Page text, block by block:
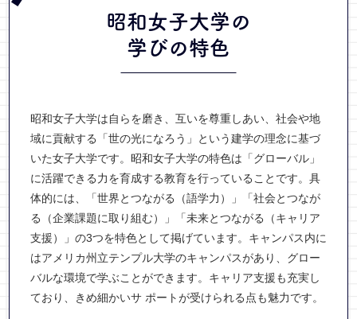
昭和女子大学の
学びの特色
昭和女子大学は自らを磨き、互いを尊重しあい、社会や地
域に貢献する「世の光になろう」という建学の理念に基づ
いた女子大学です。昭和女子大学の特色は「グローバル」
に活躍できる力を育成する教育を行っていることです。具
体的には、「世界とつながる（語学力）」「社会とつなが
る（企業課題に取り組む）」「未来とつながる（キャリア
支援）」の3つを特色として掲げています。キャンパス内に
はアメリカ州立テンプル大学のキャンパスがあり、グロー
バルな環境で学ぶことができます。キャリア支援も充実し
ており、きめ細かいサ ポートが受けられる点も魅力です。